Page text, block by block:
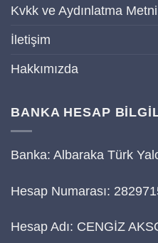
Kvkk ve Aydınlatma Metni
İletişim
Hakkımızda
BANKA HESAP
Banka: Albaraka Türk
Hesap Numarası:
Hesap Adı: CENGİZ